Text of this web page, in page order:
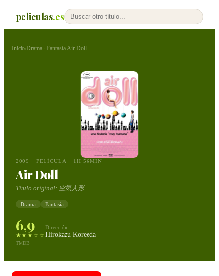
peliculas.es
Inicio›Drama · Fantasía›Air Doll
2009 PELÍCULA 1H 56MIN
Air Doll
Título original: 空気人形
Drama Fantasía
6,9
★★★☆☆
TMDB
Dirección
Hirokazu Koreeda